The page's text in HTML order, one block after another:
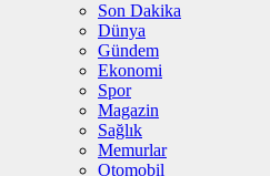
Son Dakika
Dünya
Gündem
Ekonomi
Spor
Magazin
Sağlık
Memurlar
Otomobil